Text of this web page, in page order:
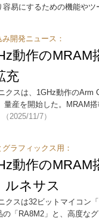
易にするための機能や
開発ニュース：
動作の
充
クスは、1GHz動作の
量産を開始した。MRAM
（2025/11/7）
ラフィックス用：
動作の
ルネサス
クスは32ビットマイコン
の「RA8M2」と、高度な